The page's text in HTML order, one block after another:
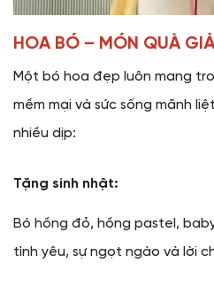
HOA BÓ – MÓN QUÀ
Một bó hoa đẹp luôn mang
mềm mại và sức sống mãnh
nhiều dịp:
Tặng sinh nhật:
Bó hồng đỏ, hồng pastel,
tình yêu, sự ngọt ngào và lời